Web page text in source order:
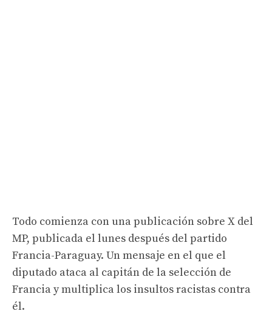
Todo comienza con una publicación sobre X del
MP, publicada el lunes después del partido
Francia-Paraguay. Un mensaje en el que el
diputado ataca al capitán de la selección de
Francia y multiplica los insultos racistas contra
él.